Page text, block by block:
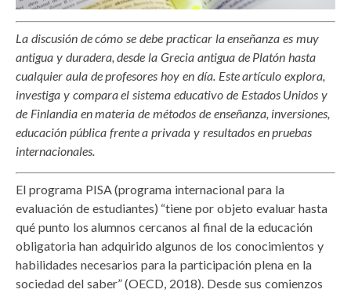
La discusión de cómo se debe practicar la enseñanza es muy
antigua y duradera, desde la Grecia antigua de Platón hasta
cualquier aula de profesores hoy en día. Este artículo explora,
investiga y compara el sistema educativo de Estados Unidos y
de Finlandia en materia de métodos de enseñanza, inversiones,
educación pública frente a privada y resultados en pruebas
internacionales.
El programa PISA (programa internacional para la
evaluación de estudiantes) “tiene por objeto evaluar hasta
qué punto los alumnos cercanos al final de la educación
obligatoria han adquirido algunos de los conocimientos y
habilidades necesarios para la participación plena en la
sociedad del saber” (OECD, 2018). Desde sus comienzos